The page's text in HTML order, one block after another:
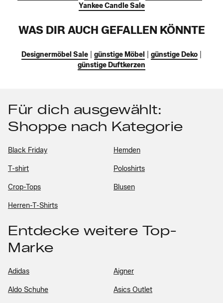
Yankee Candle Sale
WAS DIR AUCH GEFALLEN KÖNNTE
Designermöbel Sale günstige Möbel günstige Deko
günstige Duftkerzen
Für dich ausgewählt:
Shoppe nach Kategorie
Black Friday Hemden
T-shirt Poloshirts
Crop-Tops Blusen
Herren-T-Shirts
Entdecke weitere Top-
Marke
Adidas Aigner
Aldo Schuhe Asics Outlet